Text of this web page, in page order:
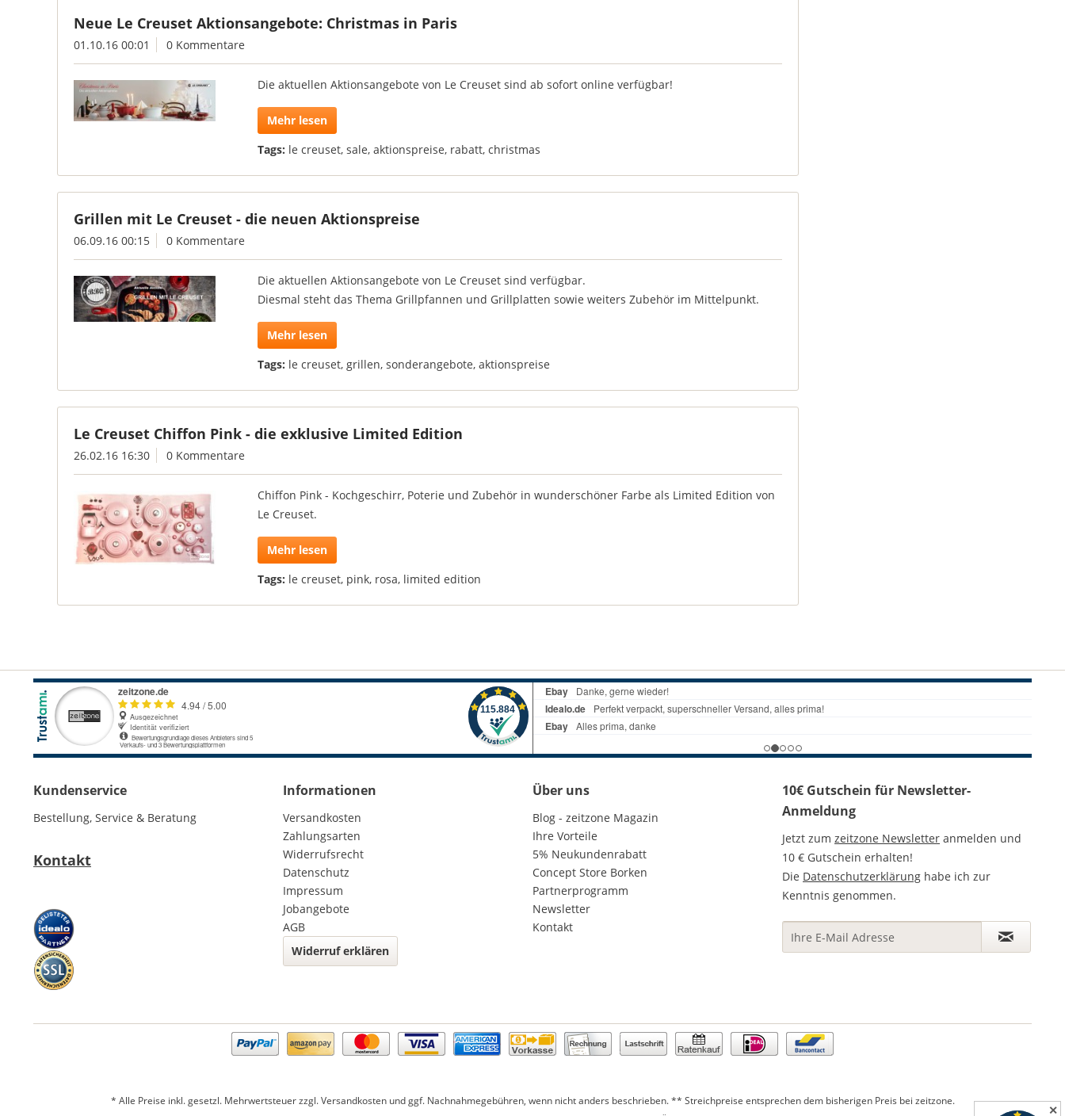
Neue Le Creuset Aktionsangebote: Christmas in Paris
01.10.16 00:01 0 Kommentare
Die aktuellen Aktionsangebote von Le Creuset sind ab sofort online verfügbar!
Mehr lesen
Tags: le creuset,sale,aktionspreise, rabatt,christmas
Grillen mit Le Creuset - die neuen Aktionspreise
06.09.16 00:15 0 Kommentare
Die aktuellen Aktionsangebote von Le Creuset sind verfügbar.
Diesmal steht das Thema Grillpfannen und Grillplatten sowie weiters Zubehör im Mittelpunkt.
Mehr lesen
Tags: le creuset,grillen,sonderangebote,aktionspreise
Le Creuset Chiffon Pink - die exklusive Limited Edition
26.02.16 16:30 0 Kommentare
Chiffon Pink - Kochgeschirr, Poterie und Zubehör in wunderschöner Farbe als Limited Edition von
Le Creuset.
Mehr lesen
Tags: le creuset, pink, rosa, limited edition
✕
Kundenservice
Bestellung, Service & Beratung
Kontakt
Informationen
Versandkosten
Zahlungsarten
Widerrufsrecht
Datenschutz
Impressum
Jobangebote
AGB
Widerruf erklären
Über uns
Blog - zeitzone Magazin
Ihre Vorteile
5% Neukundenrabatt
Concept Store Borken
Partnerprogramm
Newsletter
Kontakt
10€ Gutschein für Newsletter-
Anmeldung
Jetzt zum zeitzone Newsletter anmelden und
10 € Gutschein erhalten!
Die Datenschutzerklärung habe ich zur
Kenntnis genommen.
* Alle Preise inkl. gesetzl. Mehrwertsteuer zzgl.Versandkostenund ggf. Nachnahmegebühren, wenn nicht anders beschrieben. ** Streichpreise entsprechen dem bisherigen Preis bei zeitzone.